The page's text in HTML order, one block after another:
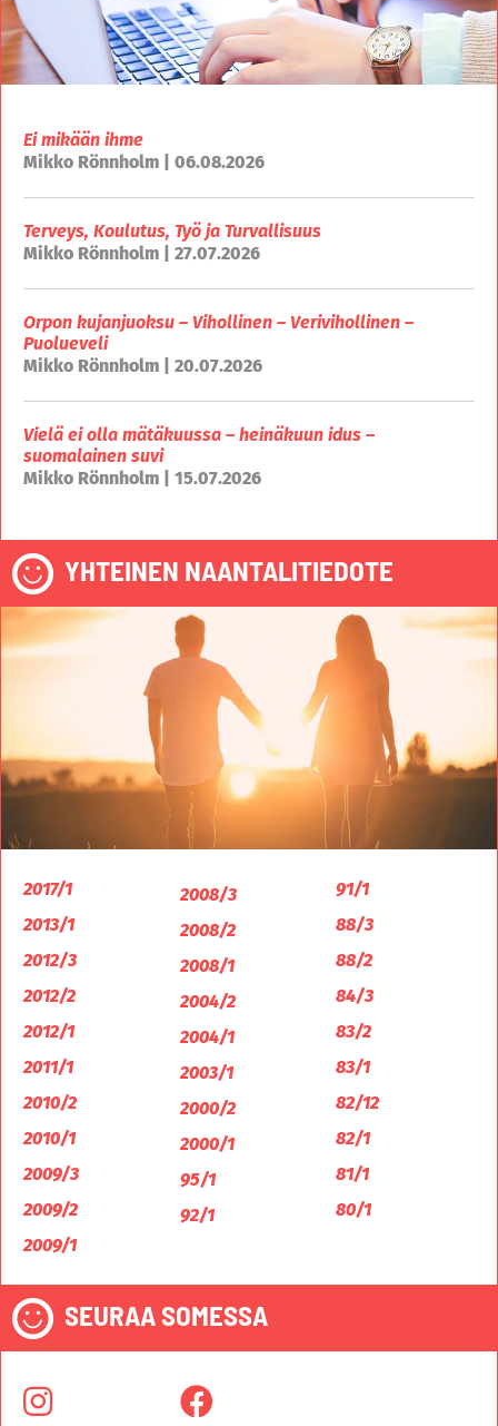
Ei mikään ihme
Mikko Rönnholm | 06.08.2026
Terveys, Koulutus, Työ ja Turvallisuus
Mikko Rönnholm | 27.07.2026
Orpon kujanjuoksu – Vihollinen – Verivihollinen –
Puolueveli
Mikko Rönnholm | 20.07.2026
Vielä ei olla mätäkuussa – heinäkuun idus –
suomalainen suvi
Mikko Rönnholm | 15.07.2026
YHTEINEN NAANTALITIEDOTE
2017/1
2013/1
2012/3
2012/2
2012/1
2011/1
2010/2
2010/1
2009/3
2009/2
2009/1
2008/3
2008/2
2008/1
2004/2
2004/1
2003/1
2000/2
2000/1
95/1
92/1
91/1
88/3
88/2
84/3
83/2
83/1
82/12
82/1
81/1
80/1
SEURAA SOMESSA